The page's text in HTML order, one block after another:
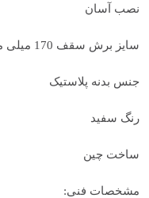
نصب آسان
سایز برش سقف 170 میلی متر
جنس بدنه پلاستیک
رنگ سفید
ساخت چین
مشخصات فنی: